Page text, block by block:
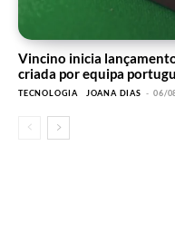
Vincino inicia
criada por equipa
TECNOLOGIA JOANA DIAS - 06/